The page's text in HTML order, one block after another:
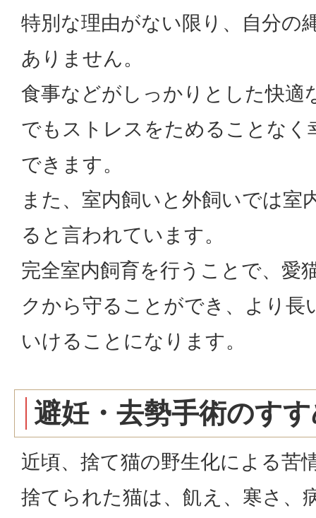
特別な理由がない限り、自分の
ありません。
食事などがしっかりとした快適
でもストレスをためることなく
できます。
また、室内飼いと外飼いでは室
ると言われています。
完全室内飼育を行うことで、愛
クから守ることができ、より長
いけることになります。
避妊・去勢手術のす
近頃、捨て猫の野生化による苦
捨てられた猫は、飢え、寒さ、